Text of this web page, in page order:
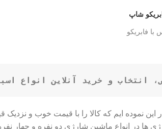
شاپ
با فابریکو
انتخاب و خرید آنلاین انواع
این نموده ایم که کالا را با قیمت خوب و